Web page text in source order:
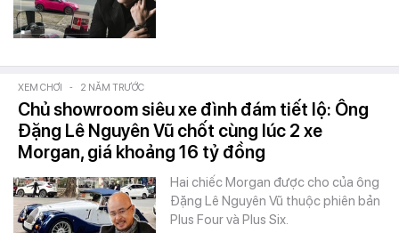
XEM CHƠI - 2 NĂM TRƯỚC
Chủ showroom siêu xe đình đám tiết lộ: Ông
Đặng Lê Nguyên Vũ chốt cùng lúc 2 xe
Morgan, giá khoảng 16 tỷ đồng
Hai chiếc Morgan được cho của ông
Đặng Lê Nguyên Vũ thuộc phiên bản
Plus Four và Plus Six.